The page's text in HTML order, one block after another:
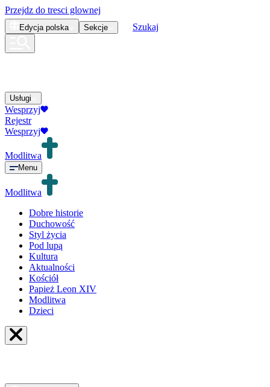
Przejdz do tresci glownej
Edycja polska Sekcje Szukaj
Usługi
Wesprzyj
Rejestr
Wesprzyj
Modlitwa
Menu
Modlitwa
Dobre historie
Duchowość
Styl życia
Pod lupą
Kultura
Aktualności
Kościół
Papież Leon XIV
Modlitwa
Dzieci